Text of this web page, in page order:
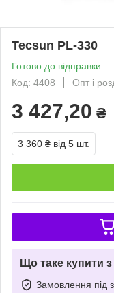
Tecsun PL-330
Готово до відправки
Код: 4408
Опт і
3 427,20 ₴
3 360 ₴ від 5 шт.
Що таке купити
Замовлення під